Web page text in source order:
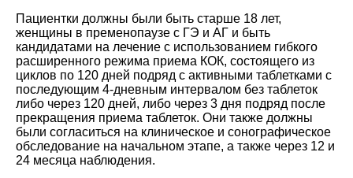
Пациентки должны были быть старше 18 лет,
женщины в пременопаузе с ГЭ и АГ и быть
кандидатами на лечение с использованием гибкого
расширенного режима приема КОК, состоящего из
циклов по 120 дней подряд с активными таблетками с
последующим 4-дневным интервалом без таблеток
либо через 120 дней, либо через 3 дня подряд после
прекращения приема таблеток. Они также должны
были согласиться на клиническое и сонографическое
обследование на начальном этапе, а также через 12 и
24 месяца наблюдения.